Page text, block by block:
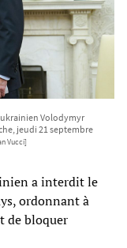
Volodymyr
jeudi 21 septembre
Vucci]
a interdit le
ordonnant à
de bloquer